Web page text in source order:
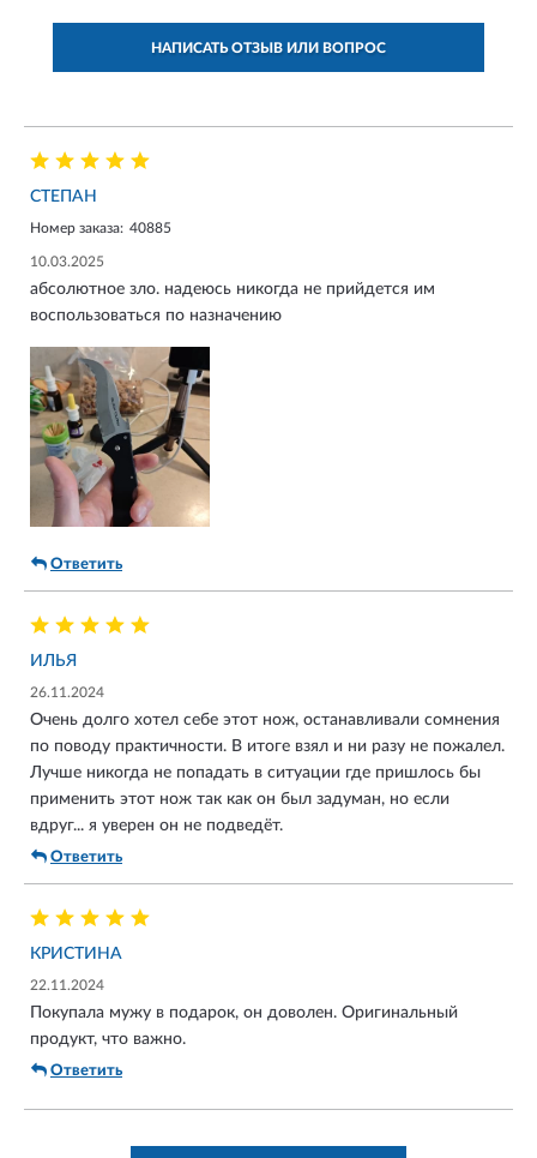
НАПИСАТЬ ОТЗЫВ ИЛИ ВОПРОС
СТЕПАН
Номер заказа: 40885
10.03.2025
абсолютное зло. надеюсь никогда не прийдется им
воспользоваться по назначению
Ответить
ИЛЬЯ
26.11.2024
Очень долго хотел себе этот нож, останавливали сомнения
по поводу практичности. В итоге взял и ни разу не пожалел.
Лучше никогда не попадать в ситуации где пришлось бы
применить этот нож так как он был задуман, но если
вдруг... я уверен он не подведёт.
Ответить
КРИСТИНА
22.11.2024
Покупала мужу в подарок, он доволен. Оригинальный
продукт, что важно.
Ответить